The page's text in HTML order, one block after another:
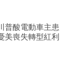
普酸電動車主患
美喪失轉型紅利